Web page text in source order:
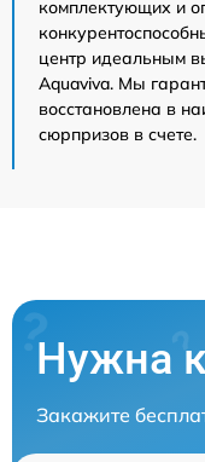
комплектующих и
центр идеальным
Aquaviva. Мы
восстановлена в
сюрпризов в счете.
Нужна
Закажите